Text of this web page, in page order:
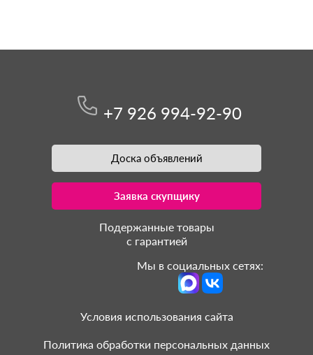
+7 926 994-92-90
Доска объявлений
Заявка скупщику
Подержанные товары
с гарантией
Мы в социальных сетях:
Условия использования сайта
Политика обработки персональных данных